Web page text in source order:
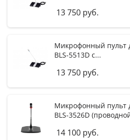
13 750 руб.
Микрофонный пульт
BLS-5513D с...
13 750 руб.
Микрофонный пульт
BLS-3526D
14 100 руб.